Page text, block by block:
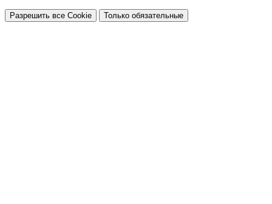
Разрешить все Cookie Только обязательные